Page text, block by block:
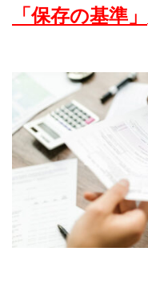
「保存の基準」